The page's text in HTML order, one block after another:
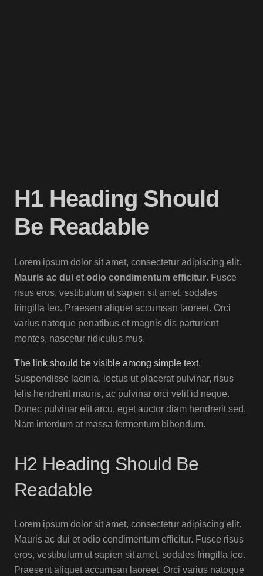
H1 Heading Should
Be Readable
Lorem ipsum dolor sit amet, consectetur adipiscing elit.
Mauris ac dui et odio condimentum efficitur. Fusce
risus eros, vestibulum ut sapien sit amet, sodales
fringilla leo. Praesent aliquet accumsan laoreet. Orci
varius natoque penatibus et magnis dis parturient
montes, nascetur ridiculus mus.
The link should be visible among simple text.
Suspendisse lacinia, lectus ut placerat pulvinar, risus
felis hendrerit mauris, ac pulvinar orci velit id neque.
Donec pulvinar elit arcu, eget auctor diam hendrerit sed.
Nam interdum at massa fermentum bibendum.
H2 Heading Should Be
Readable
Lorem ipsum dolor sit amet, consectetur adipiscing elit.
Mauris ac dui et odio condimentum efficitur. Fusce risus
eros, vestibulum ut sapien sit amet, sodales fringilla leo.
Praesent aliquet accumsan laoreet. Orci varius natoque